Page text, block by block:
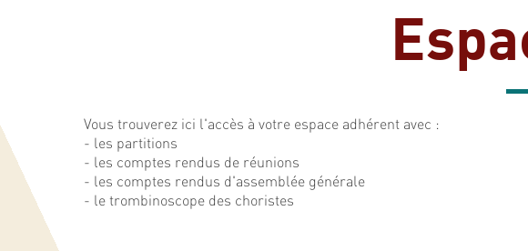
Vous trouverez ici l'accès à votre espace adhérent avec :
- les partitions
- les comptes rendus de réunions
- les comptes rendus d'assemblée générale
- le trombinoscope des choristes